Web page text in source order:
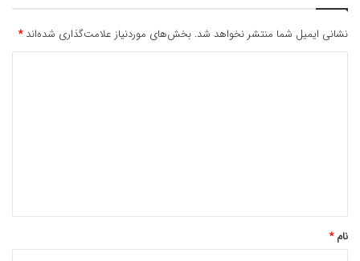
نشانی ایمیل شما منتشر نخواهد شد. بخش‌های موردنیاز علامت‌گذاری شده‌اند*
نام*